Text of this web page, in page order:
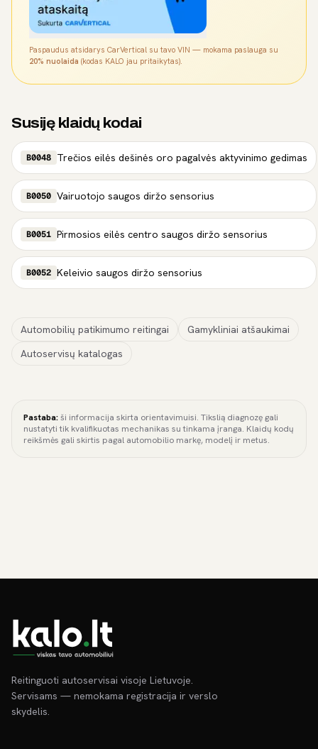
Paspaudus atsidarys CarVertical su tavo VIN — mokama paslauga su
20% nuolaida (kodas KALO jau pritaikytas).
Susiję klaidų kodai
B0048 Trečios eilės dešinės oro pagalvės aktyvinimo gedimas
B0050 Vairuotojo saugos diržo sensorius
B0051 Pirmosios eilės centro saugos diržo sensorius
B0052 Keleivio saugos diržo sensorius
Automobilių patikimumo reitingai
Gamykliniai atšaukimai
Autoservisų katalogas
Pastaba:ši informacija skirta orientavimuisi. Tikslią diagnozę gali
nustatyti tik kvalifikuotas mechanikas su tinkama įranga. Klaidų kodų
reikšmės gali skirtis pagal automobilio markę, modelį ir metus.
Reitinguoti autoservisai visoje Lietuvoje.
Servisams — nemokama registracija ir verslo
skydelis.